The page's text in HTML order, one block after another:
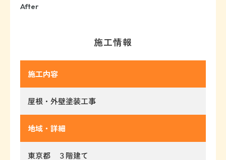
After
施工情報
施工内容
屋根・外壁塗装工事
地域・詳細
東京都 ３階建て